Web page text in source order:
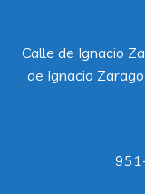
Calle de Ignacio
de Ignacio